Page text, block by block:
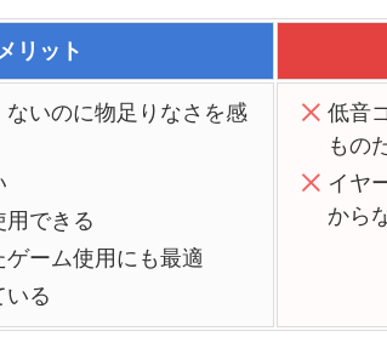
リット
いのに物足りなさを感
用できる
ーム使用にも最適
いる
低音
もの
イヤ
から